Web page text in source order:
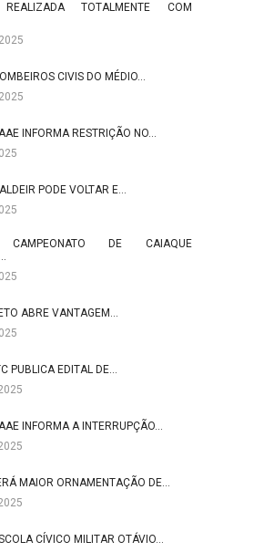
REALIZADA TOTALMENTE COM
CIVIS DO MÉDIO…
INFORMA RESTRIÇÃO NO…
PODE VOLTAR E…
CAMPEONATO DE CAIAQUE
ABRE VANTAGEM…
PUBLICA EDITAL DE…
INFORMA A INTERRUPÇÃO…
MAIOR ORNAMENTAÇÃO DE…
CÍVICO MILITAR OTÁVIO…